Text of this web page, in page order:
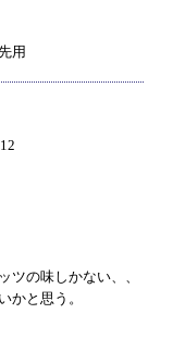
用
ツの味しかない、、
かと思う。